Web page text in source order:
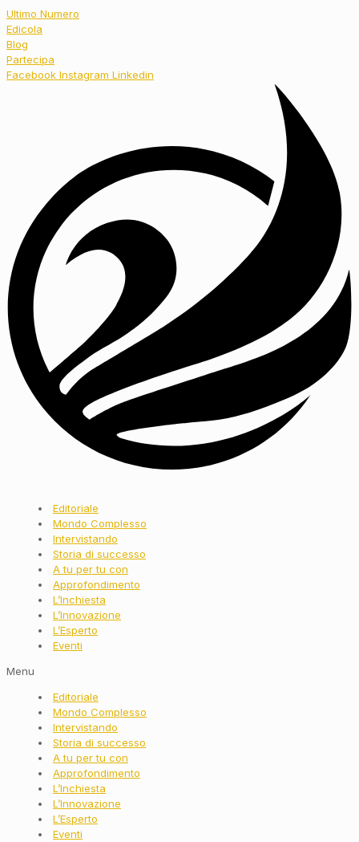
Ultimo Numero
Edicola
Blog
Partecipa
Facebook Instagram Linkedin
Editoriale
Mondo Complesso
Intervistando
Storia di successo
A tu per tu con
Approfondimento
L’Inchiesta
L’Innovazione
L’Esperto
Eventi
Menu
Editoriale
Mondo Complesso
Intervistando
Storia di successo
A tu per tu con
Approfondimento
L’Inchiesta
L’Innovazione
L’Esperto
Eventi